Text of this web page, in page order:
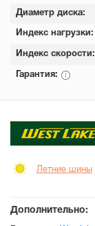
Диаметр диска:
Индекс нагрузки:
Индекс скорости:
Гарантия:
Летние шины
Дополнительно: